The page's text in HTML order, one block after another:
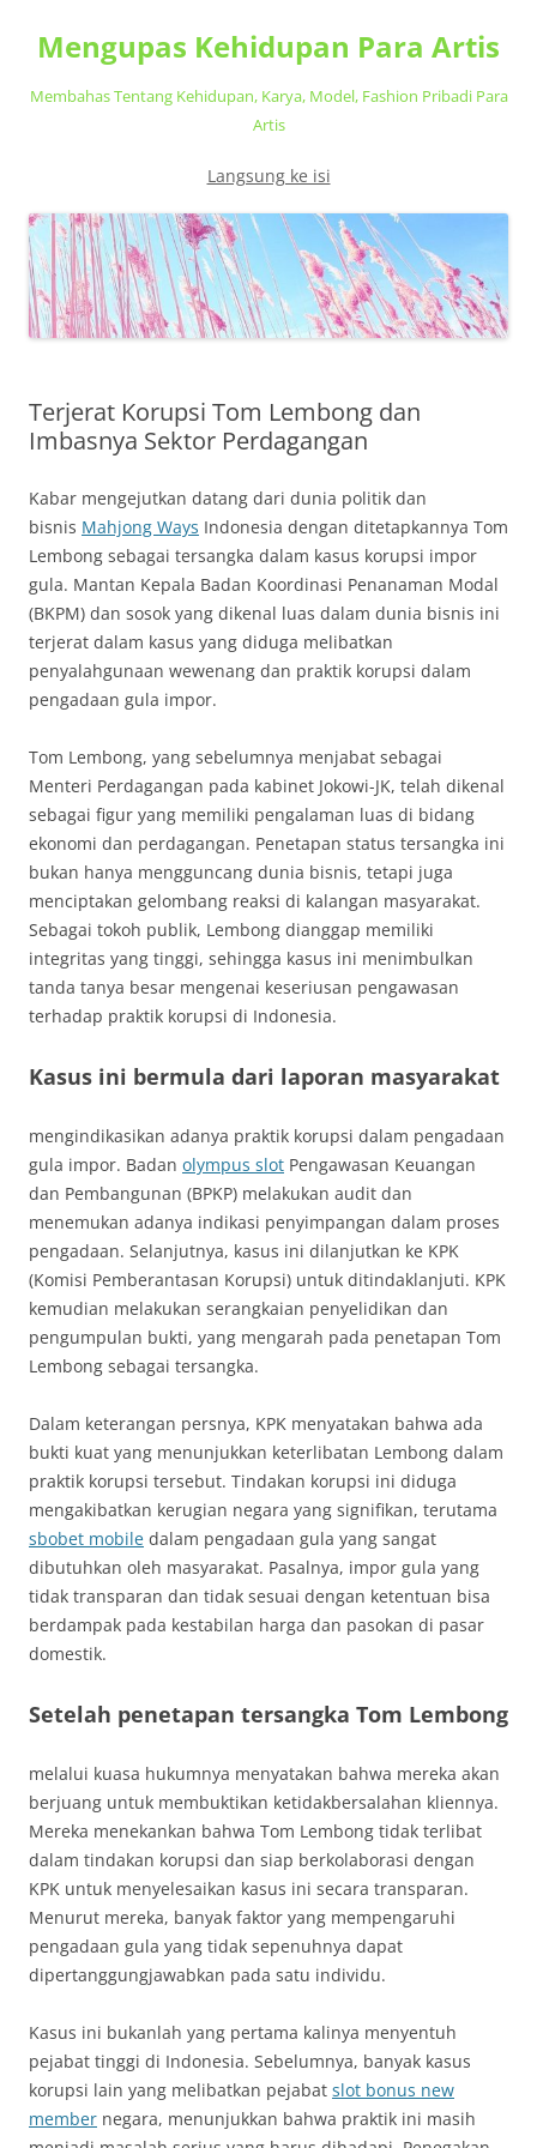
Mengupas Kehidupan Para Artis
Membahas Tentang Kehidupan, Karya, Model, Fashion Pribadi Para
Artis
Langsung ke isi
Terjerat Korupsi Tom Lembong dan
Imbasnya Sektor Perdagangan
Kabar mengejutkan datang dari dunia politik dan
bisnis Mahjong Ways Indonesia dengan ditetapkannya Tom
Lembong sebagai tersangka dalam kasus korupsi impor
gula. Mantan Kepala Badan Koordinasi Penanaman Modal
(BKPM) dan sosok yang dikenal luas dalam dunia bisnis ini
terjerat dalam kasus yang diduga melibatkan
penyalahgunaan wewenang dan praktik korupsi dalam
pengadaan gula impor.
Tom Lembong, yang sebelumnya menjabat sebagai
Menteri Perdagangan pada kabinet Jokowi-JK, telah dikenal
sebagai figur yang memiliki pengalaman luas di bidang
ekonomi dan perdagangan. Penetapan status tersangka ini
bukan hanya mengguncang dunia bisnis, tetapi juga
menciptakan gelombang reaksi di kalangan masyarakat.
Sebagai tokoh publik, Lembong dianggap memiliki
integritas yang tinggi, sehingga kasus ini menimbulkan
tanda tanya besar mengenai keseriusan pengawasan
terhadap praktik korupsi di Indonesia.
Kasus ini bermula dari laporan masyarakat
mengindikasikan adanya praktik korupsi dalam pengadaan
gula impor. Badan olympus slot Pengawasan Keuangan
dan Pembangunan (BPKP) melakukan audit dan
menemukan adanya indikasi penyimpangan dalam proses
pengadaan. Selanjutnya, kasus ini dilanjutkan ke KPK
(Komisi Pemberantasan Korupsi) untuk ditindaklanjuti. KPK
kemudian melakukan serangkaian penyelidikan dan
pengumpulan bukti, yang mengarah pada penetapan Tom
Lembong sebagai tersangka.
Dalam keterangan persnya, KPK menyatakan bahwa ada
bukti kuat yang menunjukkan keterlibatan Lembong dalam
praktik korupsi tersebut. Tindakan korupsi ini diduga
mengakibatkan kerugian negara yang signifikan, terutama
sbobet mobile dalam pengadaan gula yang sangat
dibutuhkan oleh masyarakat. Pasalnya, impor gula yang
tidak transparan dan tidak sesuai dengan ketentuan bisa
berdampak pada kestabilan harga dan pasokan di pasar
domestik.
Setelah penetapan tersangka Tom Lembong
melalui kuasa hukumnya menyatakan bahwa mereka akan
berjuang untuk membuktikan ketidakbersalahan kliennya.
Mereka menekankan bahwa Tom Lembong tidak terlibat
dalam tindakan korupsi dan siap berkolaborasi dengan
KPK untuk menyelesaikan kasus ini secara transparan.
Menurut mereka, banyak faktor yang mempengaruhi
pengadaan gula yang tidak sepenuhnya dapat
dipertanggungjawabkan pada satu individu.
Kasus ini bukanlah yang pertama kalinya menyentuh
pejabat tinggi di Indonesia. Sebelumnya, banyak kasus
korupsi lain yang melibatkan pejabat slot bonus new
member negara, menunjukkan bahwa praktik ini masih